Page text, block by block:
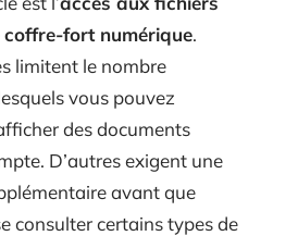
coffre-fort numérique.
limitent le nombre
vous pouvez
des documents
D’autres exigent une
avant que
consulter certains types de